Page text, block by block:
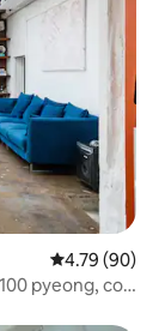
Calificación
4.79 (90)
pyeong, con